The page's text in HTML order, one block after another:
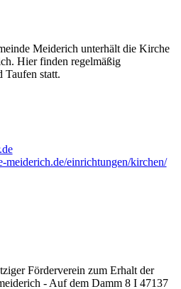
Meiderich unterhält die Kirche
Hier finden regelmäßig
Taufen statt.
meiderich.de/einrichtungen/kirchen/
Förderverein zum Erhalt der
- Auf dem Damm 8 I 47137